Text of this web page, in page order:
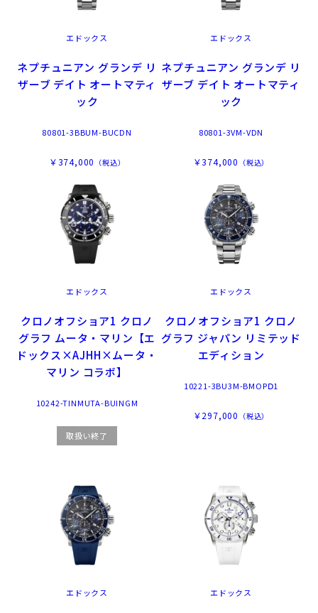
エドックス
ネプチュニアン グランデ リ
ザーブ デイト オートマティ
ック
80801-3BBUM-BUCDN
￥374,000 （税込）
エドックス
ネプチュニアン グランデ リ
ザーブ デイト オートマティ
ック
80801-3VM-VDN
￥374,000 （税込）
エドックス
クロノオフショア1 クロノ
グラフ ムータ・マリン【エ
ドックス×AJHH×ムータ・
マリン コラボ】
10242-TINMUTA-BUINGM
取扱い終了
エドックス
クロノオフショア1 クロノ
グラフ ジャパン リミテッド
エディション
10221-3BU3M-BMOPⅮ1
￥297,000 （税込）
エドックス エドックス